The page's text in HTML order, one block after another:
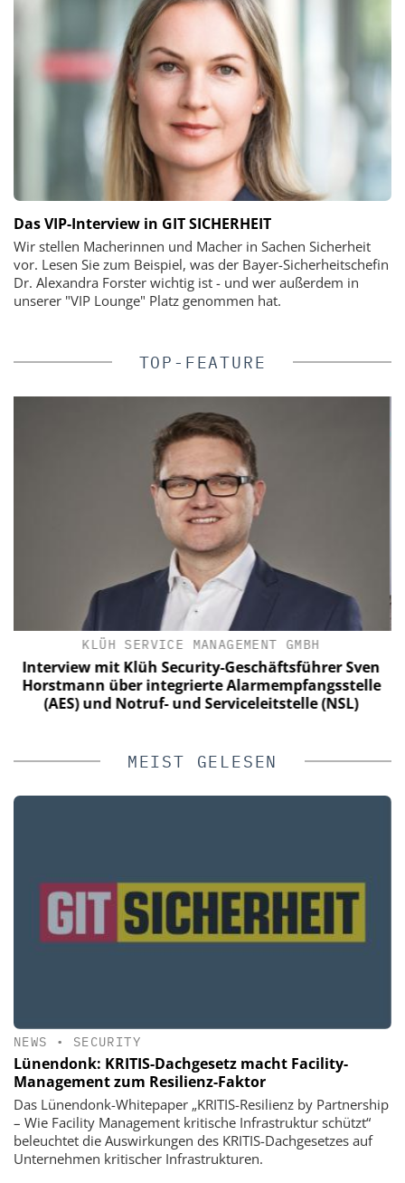
Das VIP-Interview in GIT SICHERHEIT
Wir stellen Macherinnen und Macher in Sachen Sicherheit
vor. Lesen Sie zum Beispiel, was der Bayer-Sicherheitschefin
Dr. Alexandra Forster wichtig ist - und wer außerdem in
unserer "VIP Lounge" Platz genommen hat.
TOP-FEATURE
Sven
(NSL)
CIBORIUS SECURITY & SERVICE
GMBH
20 Jahre Ciborius – 10 Jahre
Entwicklung ohne
MEIST GELESEN
NEWS • SECURITY
Lünendonk: KRITIS-Dachgesetz macht Facility-
Management zum Resilienz-Faktor
Das Lünendonk-Whitepaper „KRITIS-Resilienz by Partnership
– Wie Facility Management kritische Infrastruktur schützt“
beleuchtet die Auswirkungen des KRITIS-Dachgesetzes auf
Unternehmen kritischer Infrastrukturen.